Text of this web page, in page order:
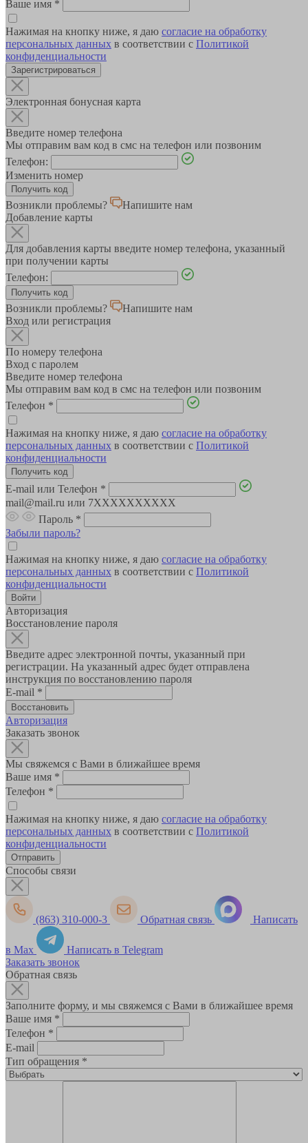
Ваше имя *
Нажимая на кнопку ниже, я даю согласие на обработку
персональных данных в соответствии с Политикой
конфиденциальности
Зарегистрироваться
Электронная бонусная карта
Введите номер телефона
Мы отправим вам код в смс на телефон или позвоним
Телефон:
Изменить номер
Возникли проблемы?
Напишите нам
Добавление карты
Для добавления карты введите номер телефона, указанный
при получении карты
Телефон:
Возникли проблемы?
Напишите нам
Вход или регистрация
По номеру телефона
Вход с паролем
Введите номер телефона
Мы отправим вам код в смс на телефон или позвоним
Телефон *
Нажимая на кнопку ниже, я даю согласие на обработку
персональных данных в соответствии с Политикой
конфиденциальности
E-mail или Телефон *
mail@mail.ru или 7XXXXXXXXXX
Пароль *
Забыли пароль?
Нажимая на кнопку ниже, я даю согласие на обработку
персональных данных в соответствии с Политикой
конфиденциальности
Авторизация
Восстановление пароля
Введите адрес электронной почты, указанный при
регистрации. На указанный адрес будет отправлена
инструкция по восстановлению пароля
E-mail *
Авторизация
Заказать звонок
Мы свяжемся с Вами в ближайшее время
Ваше имя *
Телефон *
Нажимая на кнопку ниже, я даю согласие на обработку
персональных данных в соответствии с Политикой
конфиденциальности
Способы связи
(863) 310-000-3 Обратная связь Написать
в Max
Написать в Telegram
Заказать звонок
Обратная связь
Заполните форму, и мы свяжемся с Вами в ближайшее время
Ваше имя *
Телефон *
E-mail
Тип обращения *